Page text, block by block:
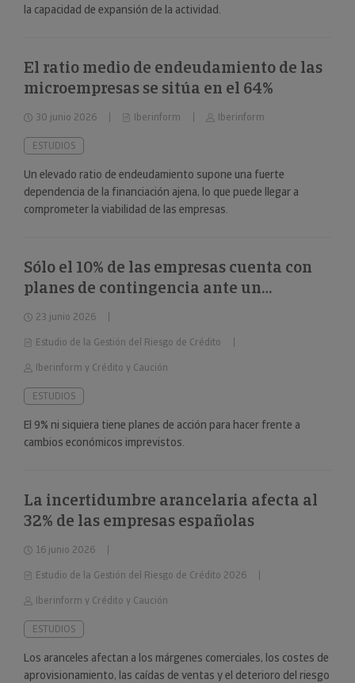
la capacidad de expansión de la actividad.
El ratio medio de endeudamiento de las
microempresas se sitúa en el 64%
30 junio 2026 Iberinform Iberinform
ESTUDIOS
Un elevado ratio de endeudamiento supone una fuerte
dependencia de la financiación ajena, lo que puede llegar a
comprometer la viabilidad de las empresas.
Sólo el 10% de las empresas cuenta con
planes de contingencia ante un
deterioro repentino de la situación
económica
23 junio 2026
Estudio de la Gestión del Riesgo de Crédito
Iberinform y Crédito y Caución
ESTUDIOS
El 9% ni siquiera tiene planes de acción para hacer frente a
cambios económicos imprevistos.
La incertidumbre arancelaria afecta al
32% de las empresas españolas
16 junio 2026
Estudio de la Gestión del Riesgo de Crédito 2026
Iberinform y Crédito y Caución
ESTUDIOS
Los aranceles afectan a los márgenes comerciales, los costes de
aprovisionamiento, las caídas de ventas y el deterioro del riesgo